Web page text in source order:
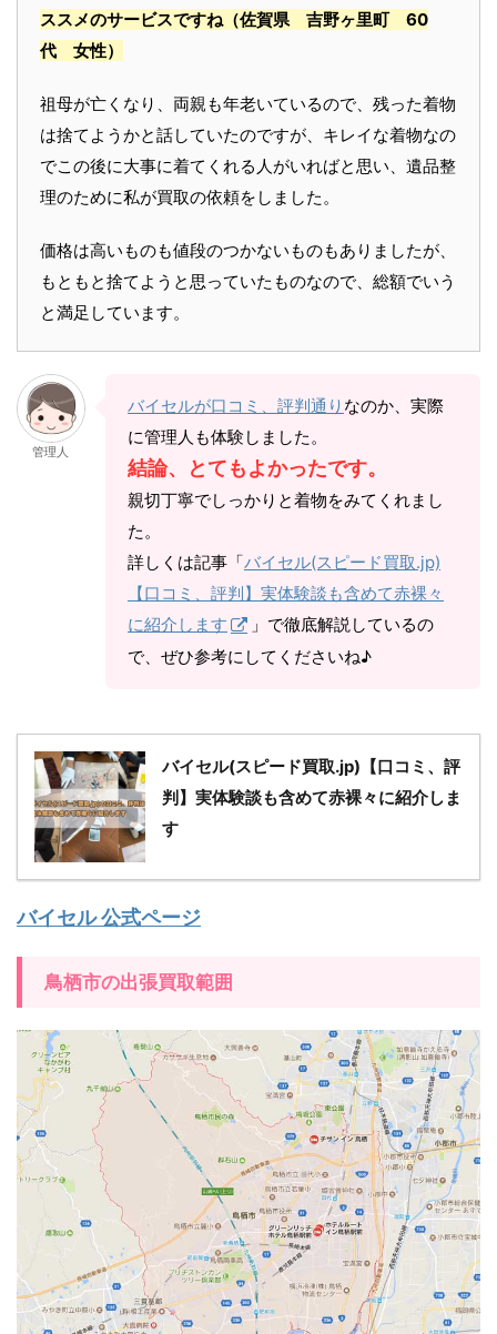
ススメのサービスですね（佐賀県 吉野ヶ里町 60
代 女性）
祖母が亡くなり、両親も年老いているので、残った着物
は捨てようかと話していたのですが、キレイな着物なの
でこの後に大事に着てくれる人がいればと思い、遺品整
理のために私が買取の依頼をしました。
価格は高いものも値段のつかないものもありましたが、
もともと捨てようと思っていたものなので、総額でいう
と満足しています。
管理人
バイセルが口コミ、評判通り なのか、実際
に管理人も体験しました。
結論、とてもよかったです。
親切丁寧でしっかりと着物をみてくれまし
た。
詳しくは記事「バイセル(スピード買取.jp)
【口コミ、評判】実体験談も含めて赤裸々
に紹介します
」で徹底解説しているの
で、ぜひ参考にしてくださいね♪
バイセル(スピード買取.jp)【口コミ、評
判】実体験談も含めて赤裸々に紹介しま
す
バイセル 公式ページ
鳥栖市の出張買取範囲